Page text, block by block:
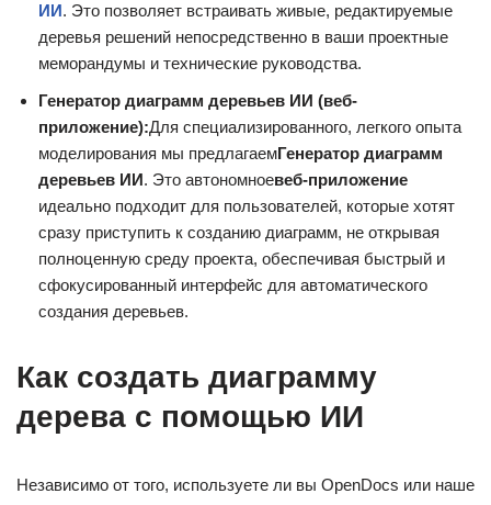
ИИ. Это позволяет встраивать живые, редактируемые
деревья решений непосредственно в ваши проектные
меморандумы и технические руководства.
Генератор диаграмм деревьев ИИ (веб-
приложение):Для специализированного, легкого опыта
моделирования мы предлагаемГенератор диаграмм
деревьев ИИ. Это автономноевеб-приложение
идеально подходит для пользователей, которые хотят
сразу приступить к созданию диаграмм, не открывая
полноценную среду проекта, обеспечивая быстрый и
сфокусированный интерфейс для автоматического
создания деревьев.
Как создать диаграмму
дерева с помощью ИИ
Независимо от того, используете ли вы OpenDocs или наше